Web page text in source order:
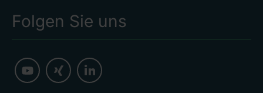
Folgen Sie uns